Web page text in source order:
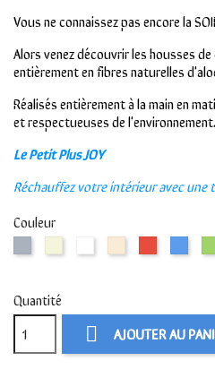
Vous ne connaissez pas encore la
Alors venez découvrir les housses
entièrement en fibres naturelles
Réalisés entièrement à la main en
et respectueuses de l'environnement.
Le Petit Plus JOY
Réchauffez votre intérieur avec une
Couleur
Quantité
 AJOUTER AU